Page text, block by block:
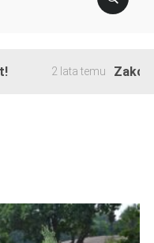
2 lata temu Zakończono